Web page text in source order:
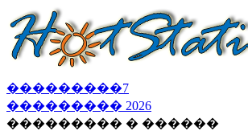
���������7
��������� 2026
��������� � ������